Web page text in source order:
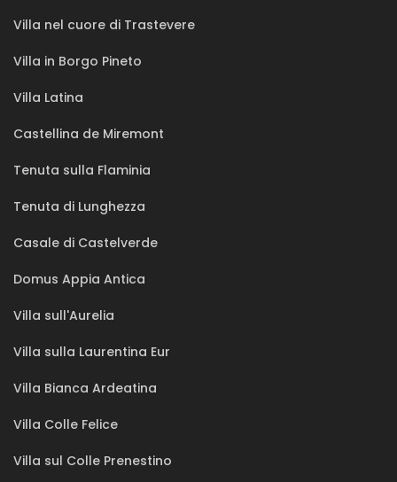
Villa nel cuore di Trastevere
Villa in Borgo Pineto
Villa Latina
Castellina de Miremont
Tenuta sulla Flaminia
Tenuta di Lunghezza
Casale di Castelverde
Domus Appia Antica
Villa sull'Aurelia
Villa sulla Laurentina Eur
Villa Bianca Ardeatina
Villa Colle Felice
Villa sul Colle Prenestino